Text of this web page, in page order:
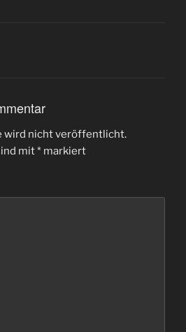
wird nicht veröffentlicht.
mit* markiert